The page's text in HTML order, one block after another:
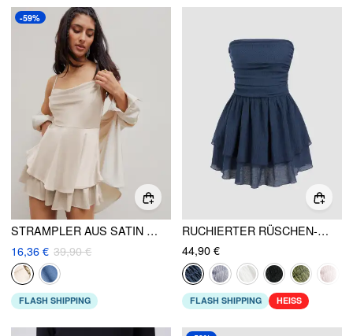
-59%
STRAMPLER AUS SATIN MIT RUNDHALSAUSSCHNITT UND SCHICHTEN
16,36 € 39,90 €
FLASH SHIPPING
RUCHIERTER RÜSCHEN-MINI-TUBENKLEID
44,90 €
FLASH SHIPPING HEISS